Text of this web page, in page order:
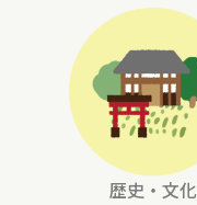
歴史・文化